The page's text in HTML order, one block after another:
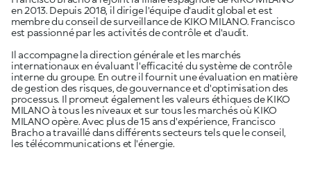
en 2013. Depuis 2018, il dirige l'équipe d'audit global et est
membre du conseil de surveillance de KIKO MILANO. Francisco
est passionné par les activités de contrôle et d'audit.
Il accompagne la direction générale et les marchés
internationaux en évaluant l'efficacité du système de contrôle
interne du groupe. En outre il fournit une évaluation en matière
de gestion des risques, de gouvernance et d'optimisation des
processus. Il promeut également les valeurs éthiques de KIKO
MILANO à tous les niveaux et sur tous les marchés où KIKO
MILANO opère. Avec plus de 15 ans d'expérience, Francisco
Bracho a travaillé dans différents secteurs tels que le conseil,
les télécommunications et l'énergie.